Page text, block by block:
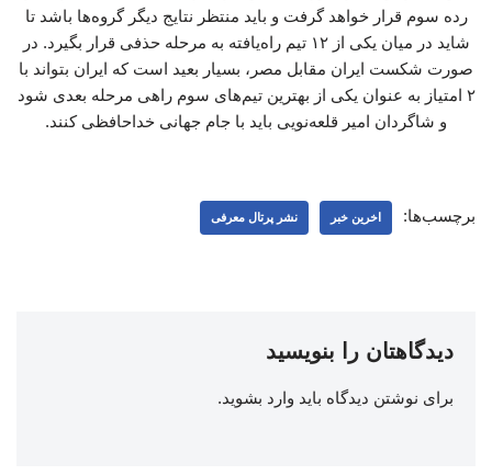
رده سوم قرار خواهد گرفت و باید منتظر نتایج دیگر گروه‌ها باشد تا
شاید در میان یکی از ۱۲ تیم راه‌یافته به مرحله حذفی قرار بگیرد. در
صورت شکست ایران مقابل مصر، بسیار بعید است که ایران بتواند با
۲ امتیاز به عنوان یکی از بهترین تیم‌های سوم راهی مرحله بعدی شود
و شاگردان امیر قلعه‌نویی باید با جام جهانی خداحافظی کنند.
برچسب‌ها: اخرین خبر نشر پرتال معرفی
دیدگاهتان را بنویسید
برای نوشتن دیدگاه باید وارد بشوید.